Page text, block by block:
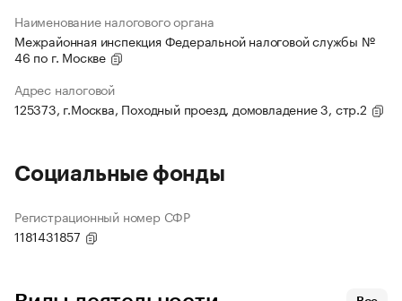
Наименование налогового органа
Межрайонная инспекция Федеральной налоговой службы №
46 по г. Москве
Адрес налоговой
125373, г.Москва, Походный проезд, домовладение 3, стр.2
Социальные фонды
Регистрационный номер СФР
1181431857